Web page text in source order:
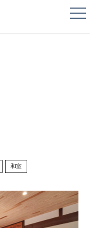
和室